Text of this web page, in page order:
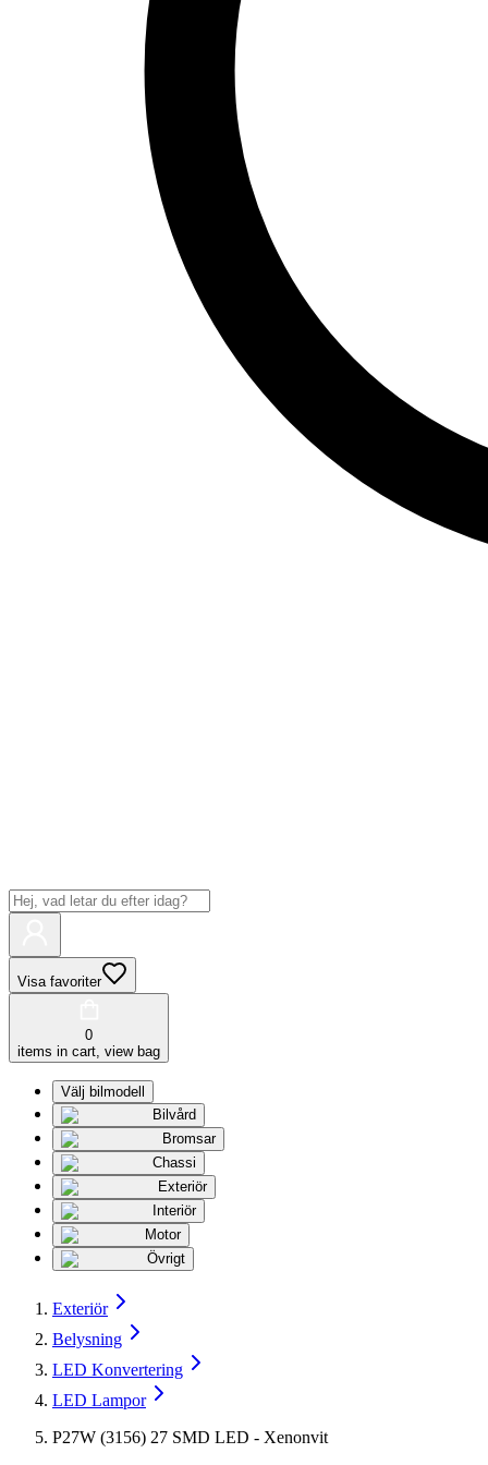
Visa favoriter
0
items in cart, view bag
Välj bilmodell
Bilvård
Bromsar
Chassi
Exteriör
Interiör
Motor
Övrigt
Exteriör
Belysning
LED Konvertering
LED Lampor
P27W (3156) 27 SMD LED - Xenonvit